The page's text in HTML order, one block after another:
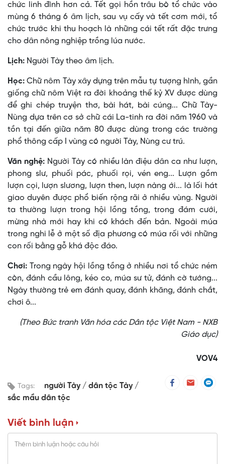
chức linh đình hơn cả. Tết gọi hồn trâu bò tổ chức vào
mùng 6 tháng 6 âm lịch, sau vụ cấy và tết cơm mới, tổ
chức trước khi thu hoạch là những cái tết rất đặc trưng
cho dân nông nghiệp trồng lúa nước.
Lịch: Người Tày theo âm lịch.
Học:Chữ nôm Tày xây dựng trên mẫu tự tượng hình, gần
giống chữ nôm Việt ra đời khoảng thế kỷ XV được dùng
để ghi chép truyện thơ, bài hát, bài cúng... Chữ Tày-
Nùng dựa trên cơ sở chữ cái La-tinh ra đời năm 1960 và
tồn tại đến giữa năm 80 được dùng trong các trường
phổ thông cấp I vùng có người Tày, Nùng cư trú.
Văn nghệ:Người Tày có nhiều làn điệu dân ca như lượn,
phong slư, phuối pác, phuối rọi, vén eng... Lượn gồm
lượn cọi, lượn slương, lượn then, lượn nàng ới... là lối hát
giao duyên được phổ biến rộng rãi ở nhiều vùng. Người
ta thường lượn trong hội lồng tồng, trong đám cưới,
mừng nhà mới hay khi có khách đến bản. Ngoài múa
trong nghi lễ ở một số địa phương có múa rối với những
con rối bằng gỗ khá độc đáo.
Chơi: Trong ngày hội lồng tồng ở nhiều nơi tổ chức ném
còn, đánh cầu lông, kéo co, múa sư tử, đánh cờ tướng...
Ngày thường trẻ em đánh quay, đánh khăng, đánh chắt,
chơi ô...
(Theo Bức tranh Văn hóa các Dân tộc Việt Nam - NXB
Giáo dục)
VOV4
Tags: người Tày
dân tộc Tày
sắc mầu dân tộc
Viết bình luận